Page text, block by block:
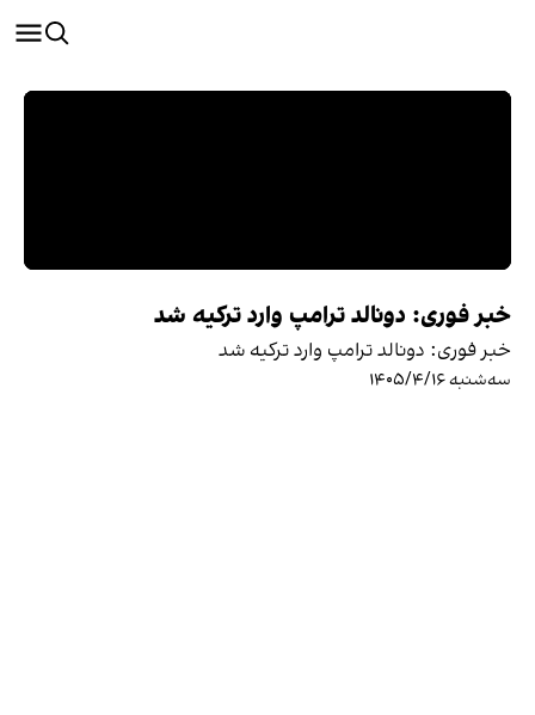
خبر فوری: دونالد ترامپ وارد ترکیه شد
خبر فوری: دونالد ترامپ وارد ترکیه شد
سه‌شنبه ۱۴۰۵/۴/۱۶